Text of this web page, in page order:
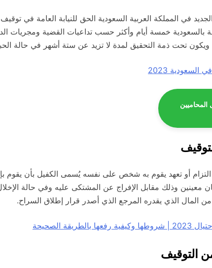
في المملكة العربية السعودية الحق للنيابة العامة في
بالسعودية خمسة أيام وأكثر حسب تداعيات القضية ومجريات
ويكون تحت ذمة التحقيق لمدة لا تزيد عن ستة أشهر في حالة
2023
التزام أو تعهد يقوم به شخص على نفسه يُسمى الكفيل بأن
وذلك مقابل الإفراج عن المشتكى عليه وفي حالة الإخلال
المال الذي يقدره المرجع الذي أصدر قرار إطلاق السراح.
الصحيحة
التوقيف